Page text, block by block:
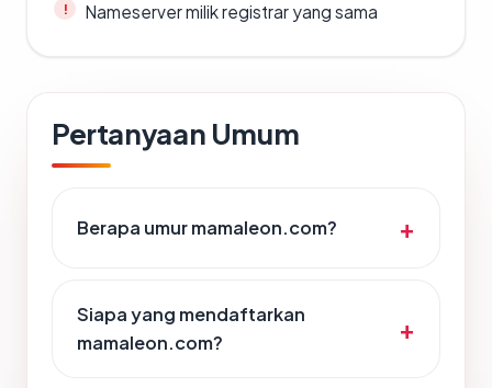
Nameserver milik registrar yang sama
Pertanyaan Umum
Berapa umur mamaleon.com?
Siapa yang mendaftarkan
mamaleon.com?